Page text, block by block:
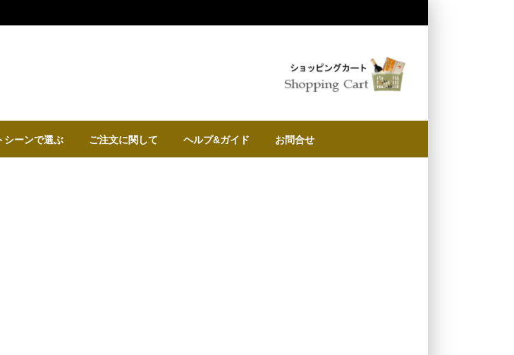
シーンで選ぶ ご注文に関して ヘルプ&ガイド お問合せ